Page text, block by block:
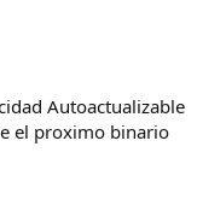
Autoactualizable
el proximo binario